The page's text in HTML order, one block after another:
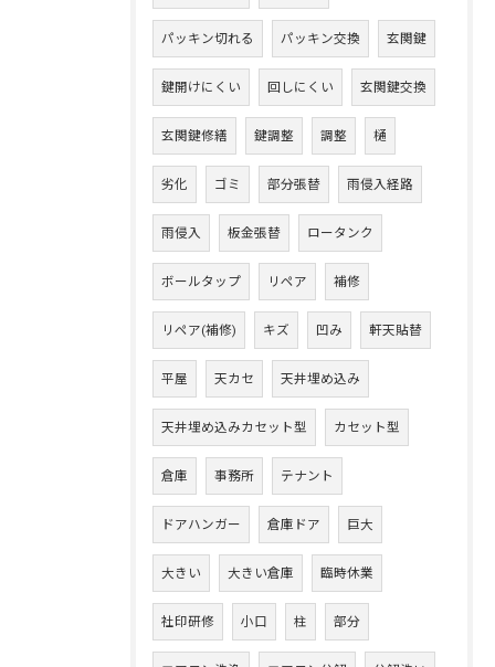
パッキン切れる パッキン交換 玄関鍵
鍵開けにくい 回しにくい 玄関鍵交換
玄関鍵修繕 鍵調整 調整 樋
劣化 ゴミ 部分張替 雨侵入経路
雨侵入 板金張替 ロータンク
ボールタップ リペア 補修
リペア(補修) キズ 凹み 軒天貼替
平屋 天カセ 天井埋め込み
天井埋め込みカセット型 カセット型
倉庫 事務所 テナント
ドアハンガー 倉庫ドア 巨大
大きい 大きい倉庫 臨時休業
社印研修 小口 柱 部分